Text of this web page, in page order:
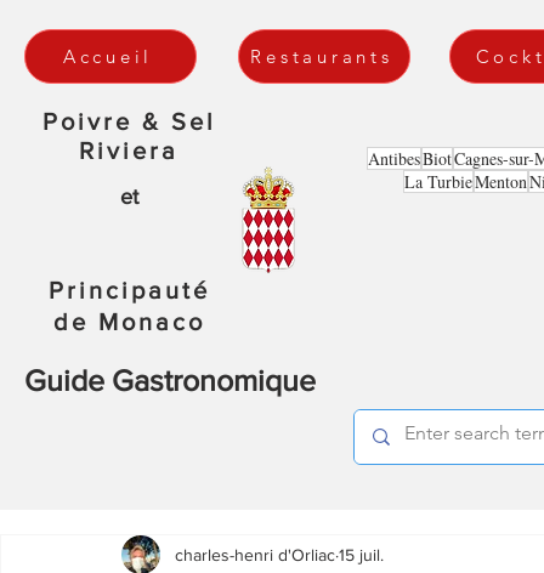
Accueil Restaurants
Poivre & Sel
Riviera
et
Principauté
de Monaco
Guide Gastronomique
AntibesBiotCagnes-sur-
La TurbieMenton
charles-henri d'Orliac15 juil.